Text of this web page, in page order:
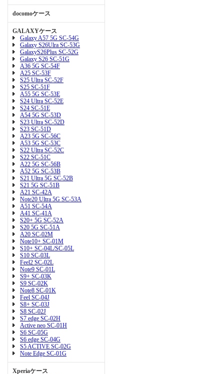
docomoケース
GALAXYケース
Galaxy A57 5G SC-54G
Galaxy S26Ulra SC-53G
GalaxyS26Plus SC-52G
Galaxy S26 SC-51G
A36 5G SC-54F
A25 SC-53F
S25 Ultra SC-52F
S25 SC-51F
A55 5G SC-53E
S24 Ultra SC-52E
S24 SC-51E
A54 5G SC-53D
S23 Ultra SC-52D
S23 SC-51D
A23 5G SC-56C
A53 5G SC-53C
S22 Ultra SC-52C
S22 SC-51C
A22 5G SC-56B
A52 5G SC-53B
S21 Ultra 5G SC-52B
S21 5G SC-51B
A21 SC-42A
Note20 Ultra 5G SC-53A
A51 SC-54A
A41 SC-41A
S20+ 5G SC-52A
S20 5G SC-51A
A20 SC-02M
Note10+ SC-01M
S10+ SC-04L/SC-05L
S10 SC-03L
Feel2 SC-02L
Note9 SC-01L
S9+ SC-03K
S9 SC-02K
Note8 SC-01K
Feel SC-04J
S8+ SC-03J
S8 SC-02J
S7 edge SC-02H
Active neo SC-01H
S6 SC-05G
S6 edge SC-04G
S5 ACTIVE SC-02G
Note Edge SC-01G
Xperiaケース